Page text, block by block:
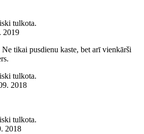
tulkota.
2019
tikai pusdienu kaste, bet arī vienkārši
tulkota.
2018
tulkota.
2018